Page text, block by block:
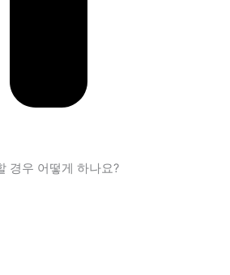
경우 어떻게 하나요?